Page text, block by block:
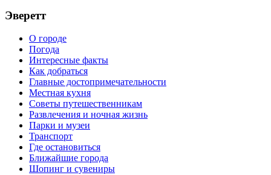
Эверетт
О городе
Погода
Интересные факты
Как добраться
Главные достопримечательности
Местная кухня
Советы путешественникам
Развлечения и ночная жизнь
Парки и музеи
Транспорт
Где остановиться
Ближайшие города
Шопинг и сувениры